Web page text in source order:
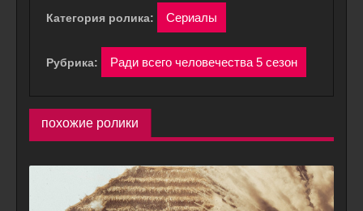
Категория ролика: Сериалы
Рубрика: Ради всего человечества 5 сезон
похожие ролики